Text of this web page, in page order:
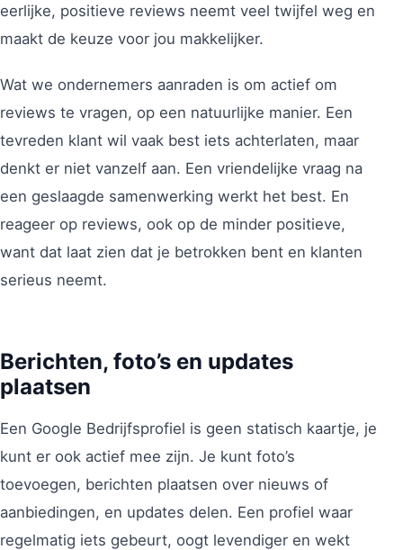
eerlijke, positieve reviews neemt veel twijfel weg en
maakt de keuze voor jou makkelijker.
Wat we ondernemers aanraden is om actief om
reviews te vragen, op een natuurlijke manier. Een
tevreden klant wil vaak best iets achterlaten, maar
denkt er niet vanzelf aan. Een vriendelijke vraag na
een geslaagde samenwerking werkt het best. En
reageer op reviews, ook op de minder positieve,
want dat laat zien dat je betrokken bent en klanten
serieus neemt.
Berichten, foto’s en updates
plaatsen
Een Google Bedrijfsprofiel is geen statisch kaartje, je
kunt er ook actief mee zijn. Je kunt foto’s
toevoegen, berichten plaatsen over nieuws of
aanbiedingen, en updates delen. Een profiel waar
regelmatig iets gebeurt, oogt levendiger en wekt